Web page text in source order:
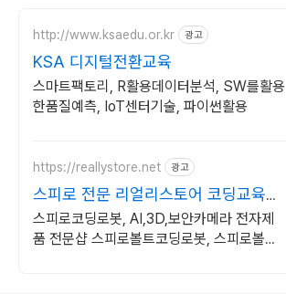
http://www.ksaedu.or.kr 광고
KSA 디지털전환교육
스마트팩토리, R활용데이터분석, SW를활용
한품질예측, IoT센터기술, 파이썬활용
https://reallystore.net 광고
스피로 전문 리얼리스토어 코딩교육을
쉽고 재밌게
스피로코딩로봇, AI,3D,보안카메라 전자제
품 전문샵 스피로볼트코딩로봇, 스피로볼트